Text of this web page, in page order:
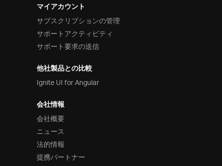
マイアカウント
サブスクリプションの管理
サポートアクティビティ
サポート要求の送信
他社製品との比較
Ignite UI for Angular
会社情報
会社概要
ニュース
法的情報
提携パートナー